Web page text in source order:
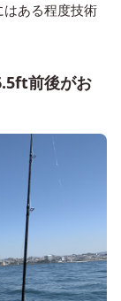
ある程度技術
前後がお